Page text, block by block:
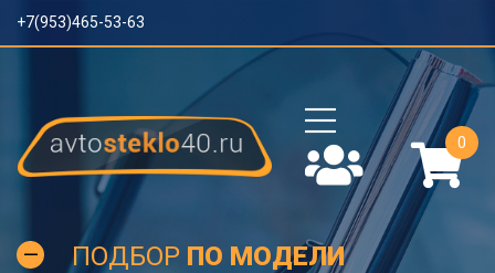
+7(953)465-53-63
0
ПОДБОР ПО МОДЕЛИ